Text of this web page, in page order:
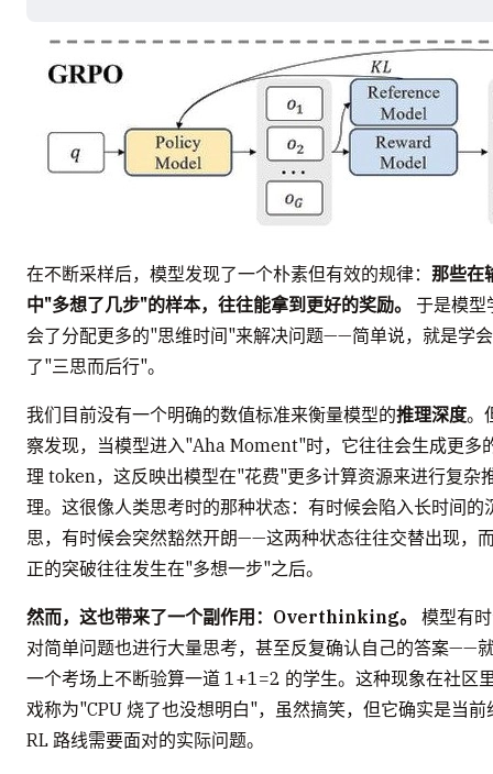
在不断采样后，模型发现了一个朴素但有效的规律： 那些在
中"多想了几步"的样本，往往能拿到更好的奖励。
于是模型
会了分配更多的"思维时间"来解决问题——简单说，就是学会
了"三思而后行"。
我们目前没有一个明确的数值标准来衡量模型的推理深度。
察发现，当模型进入"Aha Moment"时，它往往会生成更多
理 token，这反映出模型在"花费"更多计算资源来进行复杂
理。这很像人类思考时的那种状态：有时候会陷入长时间的
思，有时候会突然豁然开朗——这两种状态往往交替出现，
正的突破往往发生在"多想一步"之后。
然而，这也带来了一个副作用：Overthinking。
模型有
对简单问题也进行大量思考，甚至反复确认自己的答案——
一个考场上不断验算一道 1+1=2 的学生。这种现象在社区
戏称为"CPU 烧了也没想明白"，虽然搞笑，但它确实是当前
RL 路线需要面对的实际问题。